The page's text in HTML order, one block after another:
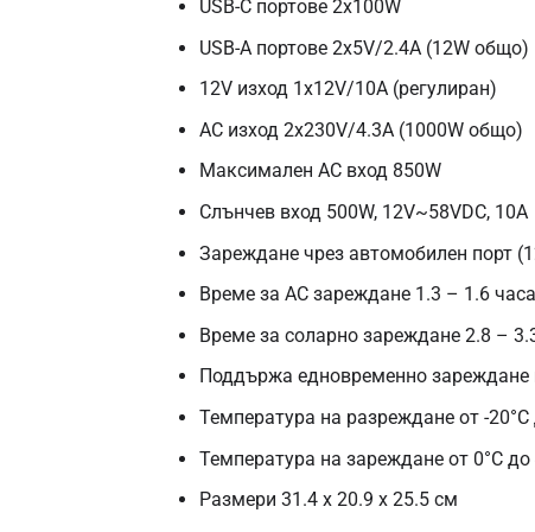
USB-C портове 2x100W
USB-A портове 2x5V/2.4A (12W общо)
12V изход 1x12V/10A (регулиран)
AC изход 2x230V/4.3A (1000W общо)
Максимален AC вход 850W
Слънчев вход 500W, 12V~58VDC, 10A
Зареждане чрез автомобилен порт
Време за AC зареждане 1.3 – 1.6
Време за соларно зареждане 2.8 –
Поддържа едновременно зареждане
Температура на разреждане от -20°C
Температура на зареждане от 0°C до
Размери 31.4 x 20.9 x 25.5 см